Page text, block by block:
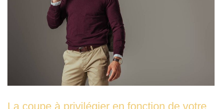
La coupe à privilégier en fonction de votre